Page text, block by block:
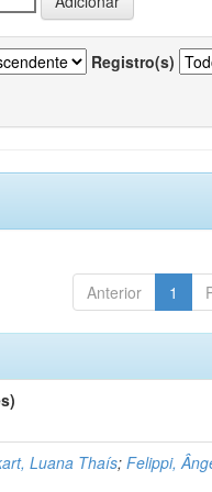
Registro(s)
Anterior 1
Luana Thaís;Felippi,